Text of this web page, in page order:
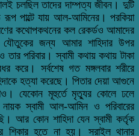
চলছিল তাদের দাম্পত্য জীবন। দুটি
পাল্টে যায় আল-আমিনের। পরকিয়া
কথোপকথনের কল রেকর্ডও আমাদের
জন্য আমার শাহিদার উপর
তার পরিবার। স্বামী কথায় কথায় টাকা
করে। সর্বশেষ গত মঙ্গলবার শরীরে
হত্যা করেছে। পিতার দেয়া আগুনে
যেকোন মূহুর্তে মৃত্যুর কোলে ঢলে
স্বামী আল-আমিন ও পরিবারের
আর কোন শাহিদা যেন স্বামী কর্তৃক
শিকার হতে না হয়। সরাইল থানার